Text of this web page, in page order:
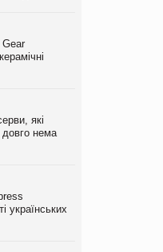
які
довго нема
українських